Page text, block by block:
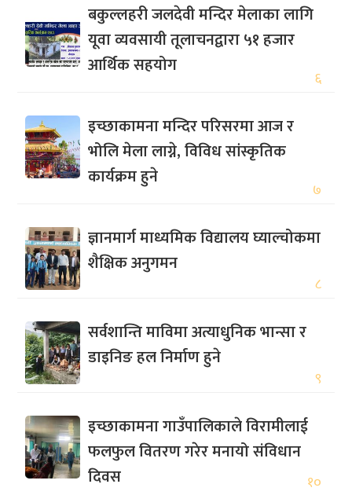
बकुल्लहरी जलदेवी मन्दिर मेलाका लागि
यूवा व्यवसायी तूलाचनद्वारा ५१ हजार
आर्थिक सहयोग
६
इच्छाकामना मन्दिर परिसरमा आज र
भोलि मेला लाग्ने, विविध सांस्कृतिक
कार्यक्रम हुने
७
ज्ञानमार्ग माध्यमिक विद्यालय घ्याल्चोकमा
शैक्षिक अनुगमन
८
सर्वशान्ति माविमा अत्याधुनिक भान्सा र
डाइनिङ हल निर्माण हुने
९
इच्छाकामना गाउँपालिकाले विरामीलाई
फलफुल वितरण गरेर मनायो संविधान
दिवस
१०